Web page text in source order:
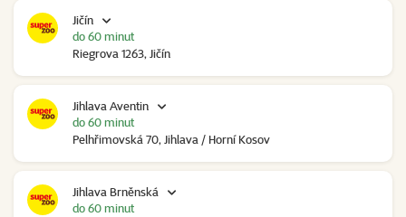
Jičín
Riegrova 1263, Jičín
do 60 minut
Jihlava Aventin
Pelhřimovská 70, Jihlava / Horní Kosov
do 60 minut
Jihlava Brněnská
do 60 minut